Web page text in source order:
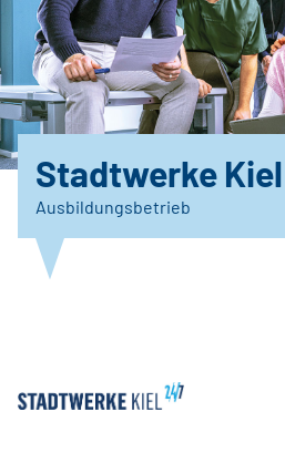
Stadtwerke Kiel
Ausbildungsbetrieb